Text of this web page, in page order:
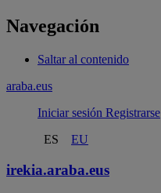
Navegación
Saltar al contenido
araba.eus
Iniciar sesión Registrarse
ES
EU
irekia.araba.eus